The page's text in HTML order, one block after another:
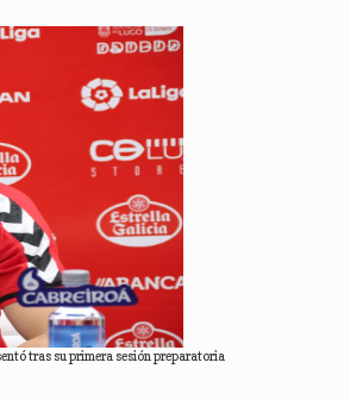
tras su primera sesión preparatoria